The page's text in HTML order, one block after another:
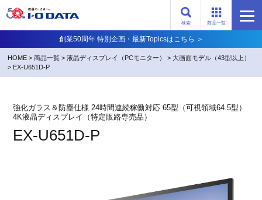
検索 商品一覧
創業50周年 特別企画・最新Topicsはこちら ＞
HOME >商品一覧 >液晶ディスプレイ（PCモニター） >大画面モデル（43型以上）
> EX-U651D-P
強化ガラス＆防塵仕様 24時間連続稼働対応 65型（可視領域64.5型）
4K液晶ディスプレイ（特定販路専売品）
EX-U651D-P